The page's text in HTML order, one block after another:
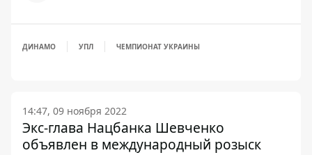
ДИНАМО УПЛ ЧЕМПИОНАТ УКРАИНЫ
14:47, 09 ноября 2022
Экс-глава Нацбанка Шевченко
объявлен в международный розыск